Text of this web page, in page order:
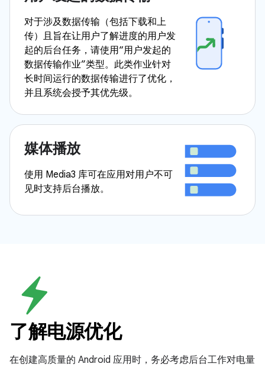
对于涉及数据传输（包括下载和上
传）且旨在让用户了解进度的用户发
起的后台任务，请使用“用户发起的
数据传输作业”类型。此类作业针对
长时间运行的数据传输进行了优化，
并且系统会授予其优先级。
媒体播放
使用 Media3 库可在应用对用户不可
见时支持后台播放。
了解电源优化
在创建高质量的 Android 应用时，务必考虑后台工作对电量